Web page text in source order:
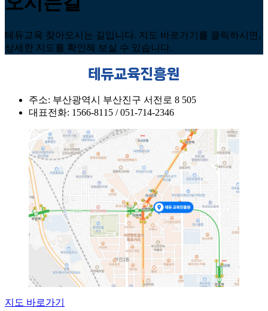
테듀교육 찾아오시는 길입니다. 지도 바로가기를 클릭하시면,
상세한 지도를 확인해 보실 수 있습니다.
테듀교육진흥원
주소: 부산광역시 부산진구 서전로 8 505
대표전화: 1566-8115 / 051-714-2346
지도 바로가기